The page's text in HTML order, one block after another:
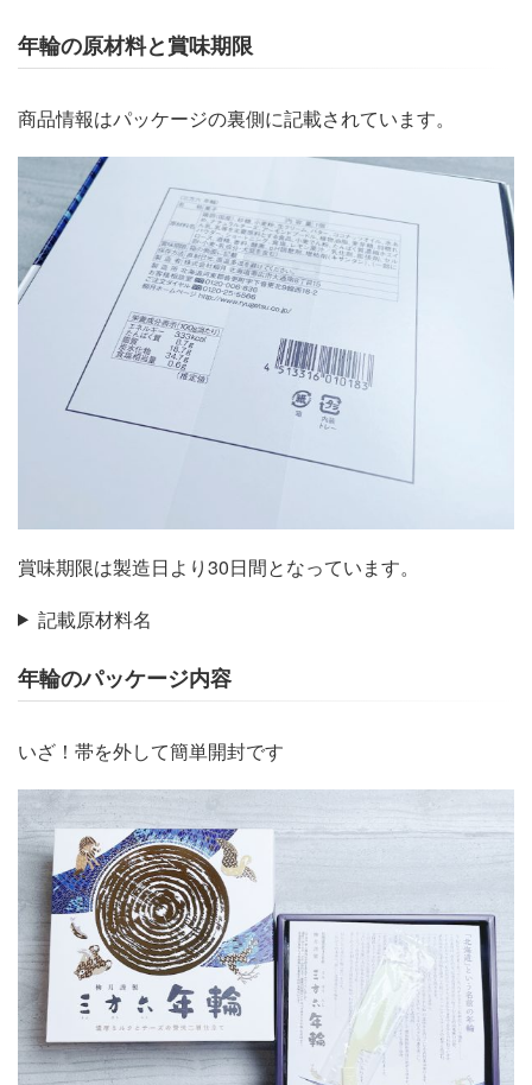
年輪の原材料と賞味期限
商品情報はパッケージの裏側に記載されています。
賞味期限は製造日より30日間となっています。
記載原材料名
年輪のパッケージ内容
いざ！帯を外して簡単開封です